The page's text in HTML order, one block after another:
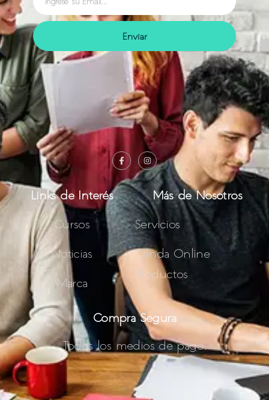
Enviar
Links de Interés
Cursos
Noticias
Marca
Más de Nosotros
Servicios
Tienda Online
Productos
Compra Segura
Todos los medios de pago.